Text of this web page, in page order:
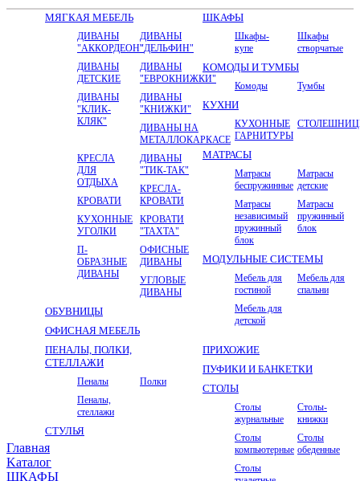
МЯГКАЯ МЕБЕЛЬ
ДИВАНЫ
"АККОРДЕОН"
ДИВАНЫ
"ДЕЛЬФИН"
ДИВАНЫ
ДЕТСКИЕ
ДИВАНЫ
"ЕВРОКНИЖКИ"
ДИВАНЫ
"КЛИК-
КЛЯК"
ДИВАНЫ
"КНИЖКИ"
ДИВАНЫ НА
МЕТАЛЛОКАРКАСЕ
ДИВАНЫ
"ТИК-ТАК"
КРЕСЛА
ДЛЯ
ОТДЫХА
КРЕСЛА-
КРОВАТИ
КРОВАТИ
КРОВАТИ
"ТАХТА"
КУХОННЫЕ
УГОЛКИ
ОФИСНЫЕ
ДИВАНЫ
П-
ОБРАЗНЫЕ
ДИВАНЫ
УГЛОВЫЕ
ДИВАНЫ
ШКАФЫ
Шкафы-
купе
Шкафы
створчатые
КОМОДЫ И ТУМБЫ
Комоды Тумбы
КУХНИ
КУХОННЫЕ
ГАРНИТУРЫ
МАТРАСЫ
Матрасы
беспружинные
Матрасы
детские
Матрасы
независимый
пружинный
блок
Матрасы
пружинный
блок
МОДУЛЬНЫЕ СИСТЕМЫ
Мебель для
гостиной
Мебель для
спальни
Мебель для
детской
ОБУВНИЦЫ
ОФИСНАЯ МЕБЕЛЬ
ПЕНАЛЫ, ПОЛКИ,
СТЕЛЛАЖИ
Пеналы
Полки
Пеналы,
стеллажи
ПРИХОЖИЕ
ПУФИКИ И БАНКЕТКИ
СТОЛЫ
Столы
журнальные
Столы-
книжки
Столы
компьютерные
Столы
обеденные
Столы
СТУЛЬЯ
Главная
Kаталог
ШКАФЫ